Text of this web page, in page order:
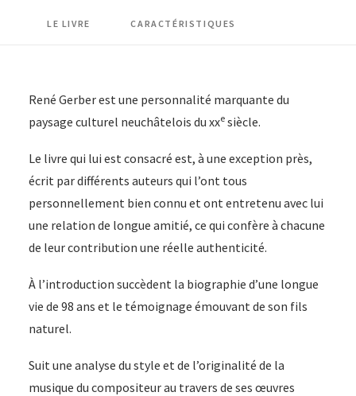
l'ArtLE LIVRE CARACTÉRISTIQUES
René Gerber est une personnalité marquante du
paysage culturel neuchâtelois du xxe siècle.
Le livre qui lui est consacré est, à une exception près,
écrit par différents auteurs qui l’ont tous
personnellement bien connu et ont entretenu avec lui
une relation de longue amitié, ce qui confère à chacune
de leur contribution une réelle authenticité.
À l’introduction succèdent la biographie d’une longue
vie de 98 ans et le témoignage émouvant de son fils
naturel.
Suit une analyse du style et de l’originalité de la
musique du compositeur au travers de ses œuvres